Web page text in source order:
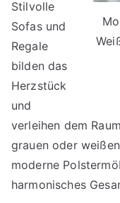
Stilvolle
Sofas und
Regale
bilden das
Herzstück
und
verleihen dem
grauen oder
moderne
harmonisches